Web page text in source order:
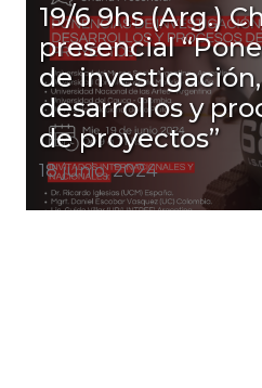
19/6 9hs (Arg.)
presencial
de investigación,
desarrollos y
de proyectos”
18 junio, 2024